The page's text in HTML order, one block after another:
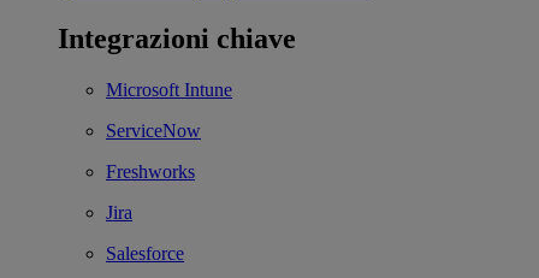
Integrazioni chiave
Microsoft Intune
ServiceNow
Freshworks
Jira
Salesforce